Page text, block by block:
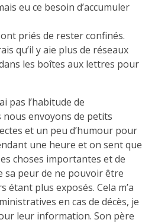
eu ce besoin d’accumuler
priés de rester confinés.
qu’il y aie plus de réseaux
les boîtes aux lettres pour
pas l’habitude de
envoyons de petits
et un peu d’humour pour
une heure et on sent que
choses importantes et de
sa peur de ne pouvoir être
plus exposés. Cela m’a
en cas de décès, je
leur information. Son père